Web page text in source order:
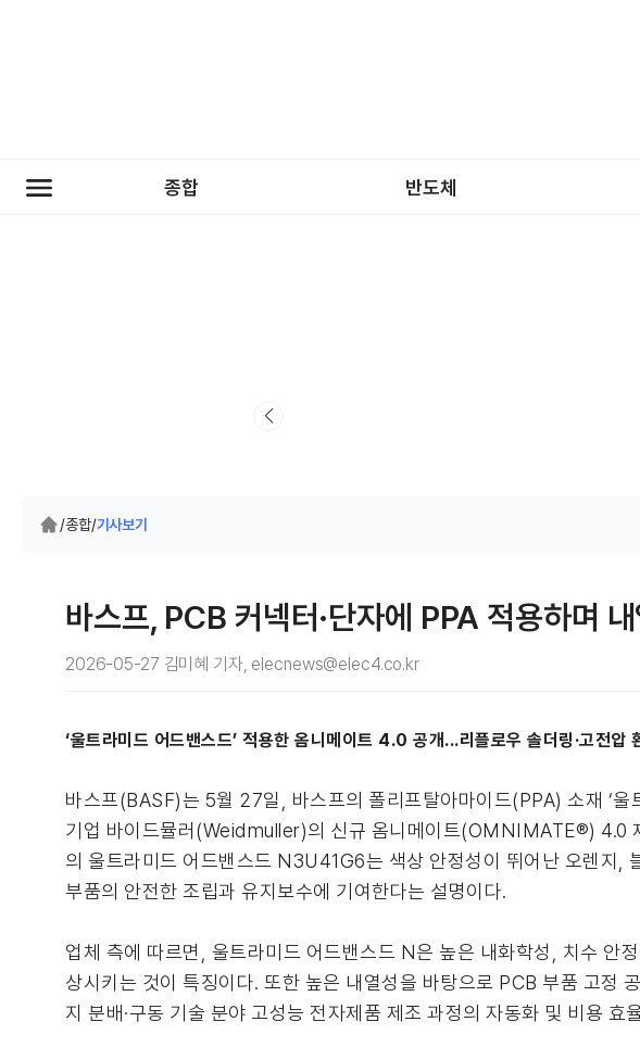
종합 반도체
/종합/기사보기
바스프, PCB 커넥터·단자에 PPA 적용하며
2026-05-27 김미혜 기자, elecnews@elec4.co.kr
‘울트라미드 어드밴스드’ 적용한 옴니메이트 4.0 공개...리플로우 솔더링·고전압
바스프(BASF)는 5월 27일, 바스프의 폴리프탈아마이드(PPA) 소재
기업 바이드뮬러(Weidmuller)의 신규 옴니메이트(OMNIMATE®) 4.0
의 울트라미드 어드밴스드 N3U41G6는 색상 안정성이 뛰어난 오렌지,
부품의 안전한 조립과 유지보수에 기여한다는 설명이다.
업체 측에 따르면, 울트라미드 어드밴스드 N은 높은 내화학성, 치수 안
상시키는 것이 특징이다. 또한 높은 내열성을 바탕으로 PCB 부품 고
지 분배·구동 기술 분야 고성능 전자제품 제조 과정의 자동화 및 비용 효